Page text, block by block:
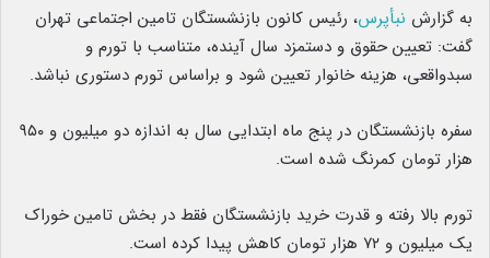
به گزارش نبأپرس، رئیس کانون بازنشستگان تامین اجتماعی تهران
گفت: تعیین حقوق و دستمزد سال آینده، متناسب با تورم و
سبدواقعی، هزینه خانوار تعیین شود و براساس تورم دستوری نباشد.
سفره بازنشستگان در پنج ماه ابتدایی سال به اندازه دو میلیون و ۹۵۰
هزار تومان کمرنگ شده است.
تورم بالا رفته و قدرت خرید بازنشستگان فقط در بخش تامین خوراک
یک میلیون و ۷۲ هزار تومان کاهش پیدا کرده است.